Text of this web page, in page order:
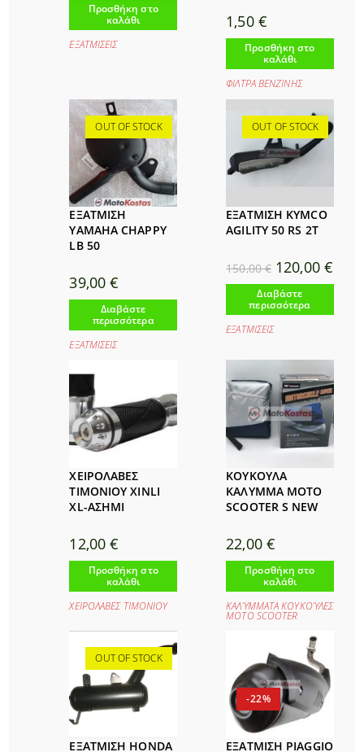
Προσθήκη στο
καλάθι
ΕΞΑΤΜΙΣΕΙΣ
1,50 €
Προσθήκη στο
καλάθι
ΦΙΛΤΡΑ ΒΕΝΖΙΝΗΣ
OUT OF STOCK
ΕΞΑΤΜΙΣΗ
YAMAHA CHAPPY
LB 50
39,00€
Διαβάστε
περισσότερα
ΕΞΑΤΜΙΣΕΙΣ
OUT OF STOCK
ΕΞΑΤΜΙΣΗ KYMCO
AGILITY 50 RS 2T
150,00€ Original
price
was:
150,00 €.
120,00 €Η
τιμή
Διαβάστε
περισσότερα
ΕΞΑΤΜΙΣΕΙΣ
ΧΕΙΡΟΛΑΒΕΣ
ΤΙΜΟΝΙΟΥ XINLI
XL-ΑΣΗΜΙ
12,00€
Προσθήκη στο
καλάθι
ΧΕΙΡΟΛΑΒΕΣ ΤΙΜΟΝΙΟΥ
ΚΟΥΚΟΥΛΑ
ΚΑΛΥΜΜΑ MOTO
SCOOTER S NEW
22,00 €
Προσθήκη στο
καλάθι
ΚΑΛΎΜΜΑΤΑ ΚΟΥΚΟΎΛΕΣ
ΜΟΤΟ SCOOTER
OUT OF STOCK
ΕΞΑΤΜΙΣΗ HONDA
-22%
ΕΞΑΤΜΙΣΗ PIAGGIO